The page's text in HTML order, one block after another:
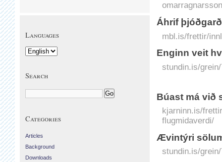
Áhrif
mbl.is/frettir/
Enginn veit
stundin.is/
Búast má við
kjarninn.is/
flugmidaverdi/
Ævintýri
stundin.is/
Languages
Search
Categories
Articles
Background
Downloads